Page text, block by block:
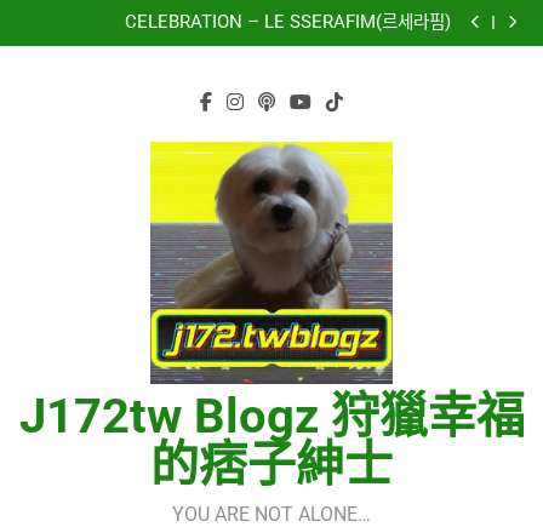
to
少女時代(소녀시대)(Girls’ Generation)
CELEBRATION – LE SSERAFIM(르세라핌)
Hermes One Quick Start Guide using OpenRouter Free
再次重逢的世界(다시만난세계)(Into The New World) –
少女時代(소녀시대)(Girls’ Generation)
CELEBRATION – LE SSERAFIM(르세라핌)
Models & Telegram Integration
虹 – 菅田将暉
J172tw Blogz 狩獵幸福
的痞子紳士
YOU ARE NOT ALONE…